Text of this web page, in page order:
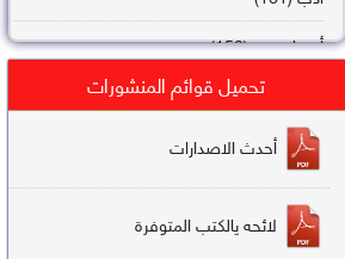
أصول فقه (158)
تاريخ (138)
فقه شافعي (132)
فقه حنفي (113)
تحميل قوائم المنشورات
أحدث الاصدارات
لائحه يالكتب المتوفرة